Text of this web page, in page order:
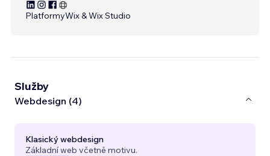
PlatformyWix & Wix Studio
Služby
Webdesign (4)
Klasický webdesign
Základní web včetně motivu.